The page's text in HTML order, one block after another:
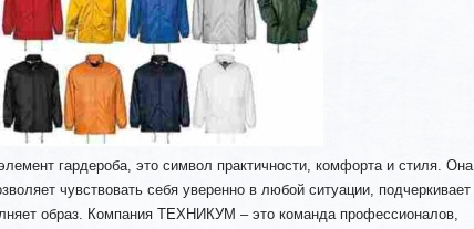
гардероба, это символ практичности, комфорта и стиля. Она
чувствовать себя уверенно в любой ситуации, подчеркивает
образ. Компания ТЕХНИКУМ – это команда профессионалов,